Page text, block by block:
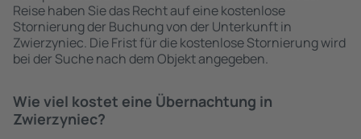
Reise haben Sie das Recht auf eine kostenlose
Stornierung der Buchung von der Unterkunft in
Zwierzyniec. Die Frist für die kostenlose Stornierung wird
bei der Suche nach dem Objekt angegeben.
Wie viel kostet eine Übernachtung in
Zwierzyniec?